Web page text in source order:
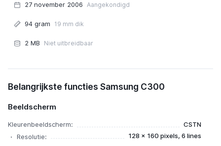
27 november 2006 Aangekondigd
94 gram 19 mm dik
2 MB Niet uitbreidbaar
Samsung C300
Belangrijkste functies Samsung C300
Beeldscherm
Kleurenbeeldscherm:
CSTN
Resolutie:
128 x 160 pixels, 6 lines